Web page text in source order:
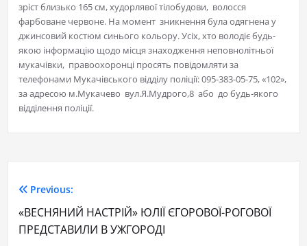
зріст близько 165 см, худорлявої тілобудови, волосся
фарбоване червоне. На момент зникнення була одягнена у
джинсовий костюм синього кольору. Усіх, хто володіє будь-
якою інформацію щодо місця знаходження неповнолітньої
мукачівки, правоохоронці просять повідомляти за
телефонами Мукачівського відділу поліції: 095-383-05-75, «102»,
за адресою м.Мукачево вул.Я.Мудрого,8 або до будь-якого
відділення поліції.
Previous:
«ВЕСНЯНИЙ НАСТРІЙ» ЮЛІЇ ЄГОРОВОЇ-РОГОВОЇ
ПРЕДСТАВИЛИ В УЖГОРОДІ